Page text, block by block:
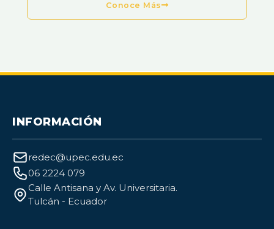
Conoce Más
INFORMACIÓN
redec@upec.edu.ec
06 2224 079
Calle Antisana y Av. Universitaria.
Tulcán - Ecuador